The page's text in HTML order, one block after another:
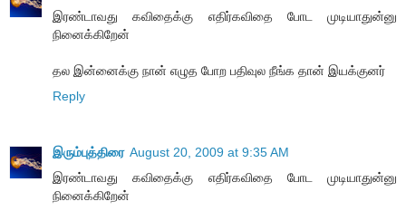
இரண்டாவது கவிதைக்கு எதிர்கவிதை போட முடியாதுன்னு
நினைக்கிறேன்
தல இன்னைக்கு நான் எழுத போற பதிவுல நீங்க தான் இயக்குனர்
Reply
இரும்புத்திரை August 20, 2009 at 9:35 AM
இரண்டாவது கவிதைக்கு எதிர்கவிதை போட முடியாதுன்னு
நினைக்கிறேன்